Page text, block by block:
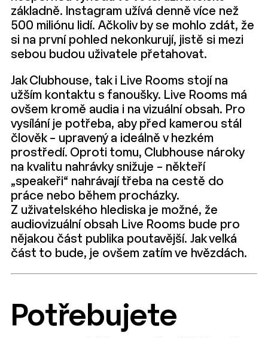
základně. Instagram užívá denně více než
500 miliónu lidí. Ačkoliv by se mohlo zdát, že
si na první pohled nekonkurují, jistě si mezi
sebou budou uživatele přetahovat.
Jak Clubhouse, tak i Live Rooms stojí na
užším kontaktu s fanoušky. Live Rooms má
ovšem kromě audia i na vizuální obsah. Pro
vysílání je potřeba, aby před kamerou stál
člověk – upravený a ideálně v hezkém
prostředí. Oproti tomu, Clubhouse nároky
na kvalitu nahrávky snižuje – někteří
„speakeři“ nahrávají třeba na cestě do
práce nebo během procházky.
Z uživatelského hlediska je možné, že
audiovizuální obsah Live Rooms bude pro
nějakou část publika poutavější. Jak velká
část to bude, je ovšem zatím ve hvězdách.
Potřebujete